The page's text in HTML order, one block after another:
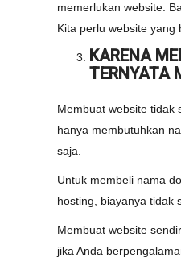
memerlukan website.
Kita perlu website yang
KARENA
TERNYATA
Membuat website tidak
hanya membutuhkan
saja.
Untuk membeli nama
hosting, biayanya tidak
Membuat website
jika Anda